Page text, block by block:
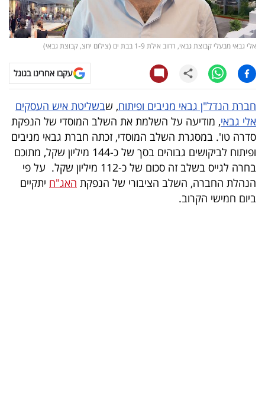
ויראלי
עסקי
ספורט
קריירה
ולימודים
מינויים
רייטינג
אלי גבאי מבעלי קבוצת גבאי, רחוב אילת 1-9 בבת ים (צילום יחצ, קבוצת גבאי)
עקבו אחרינו בגוגל
חברת הנדל"ן גבאי מניבים ופיתוח, שבשליטת איש העסקים
אלי גבאי, מודיעה על השלמת את השלב המוסדי של הנפקת
סדרה טו'. במסגרת השלב המוסדי, זכתה חברת גבאי מניבים
ופיתוח לביקושים גבוהים בסך של כ-144 מיליון שקל, מתוכם
בחרה לגייס בשלב זה סכום של כ-112 מיליון שקל. על פי
הנהלת החברה, השלב הציבורי של הנפקת האג"ח יתקיים
ביום חמישי הקרוב.